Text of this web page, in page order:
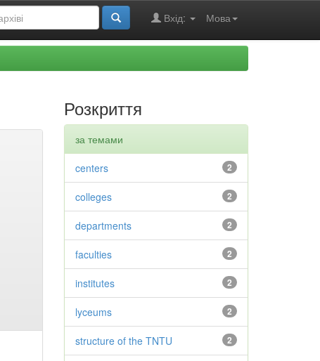
Мова
Вхід:
Розкриття
за темами
2
centers
2
colleges
2
departments
2
faculties
2
institutes
2
lyceums
2
structure of the TNTU